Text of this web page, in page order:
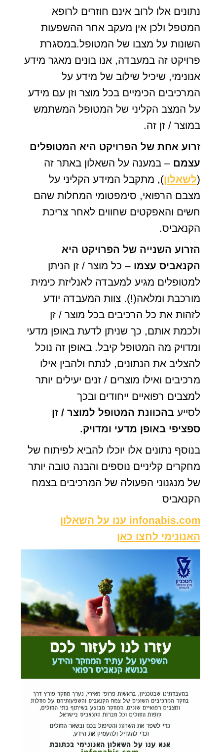
נתונים אלו לרוב אינם חוזרים לרופא
המטפל ולכן אין מעקב אחר ההשפעות
השונות על מצבו של המטופל.במסגרת
פרויקט זה במעבדה, אנו בונים מאגר מידע
אנונימי, שיכיל שילוב של מידע על
המרכיבים הכימיים בכל מוצר וזן עם מידע
על המצב הקליני של המטופל המשתמש
במוצר / זן זה.
זרוע אחת של הפרויקט היא המטופלים
עצמם – במענה על השאלון באתר זה
(לשאלון), מתקבל המידע הקליני על
מצבם הרפואי, סימפטומי המחלות שהם
חשים והאפקטים שחווים לאחר צריכת
הקנאביס.
הזרוע השנייה של הפרויקט היא
הקנאביס עצמו – כל מוצר / זן הניתן
למטופלים מגיע למעבדה לאנליזת כימית
מורכבת ומלאה(!). צוות המעבדה יודע
לזהות את כל הרכיבים בכל מוצר / זן
ולכמת אותם, כך שניתן לדעת באופן מדעי
ומדויק מה המטופל קיבל. באופן זה נוכל
להצליב את הנתונים, לנתח ולהבין אילו
מרכיבים ואילו מוצרים / זנים יעילים יותר
למצבים רפואיים ייחודים ובכך
לסייעבהכוונת המטופל למוצר / זן
ספציפי באופן מדעי ומדויק.
בנוסף נתונים אלו יוכלו להביא לפיתוח של
מחקרים קליניים נוספים והבנה טובה יותר
של מנגנוני הפעולה של המרכיבים בצמח
הקנאביס
infonabis.com ענו על השאלון
האנונימי לחצו כאן